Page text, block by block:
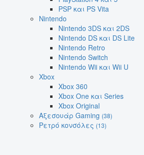
PSP και PS Vita
Nintendo
Nintendo 3DS και 2DS
Nintendo DS και DS Lite
Nintendo Retro
Nintendo Switch
Nintendo Wii και Wii U
Xbox
Xbox 360
Xbox One και Series
Xbox Original
Αξεσουάρ Gaming (38)
Ρετρό κονσόλες (13)